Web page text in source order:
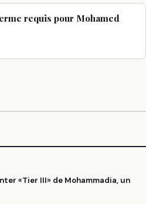
requis pour Mohamed
«Tier III» de Mohammadia, un